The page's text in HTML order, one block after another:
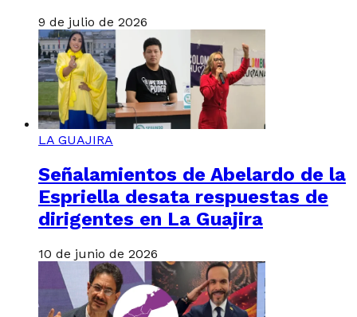
9 de julio de 2026
LA GUAJIRA
Señalamientos de Abelardo de la
Espriella desata respuestas de
dirigentes en La Guajira
10 de junio de 2026